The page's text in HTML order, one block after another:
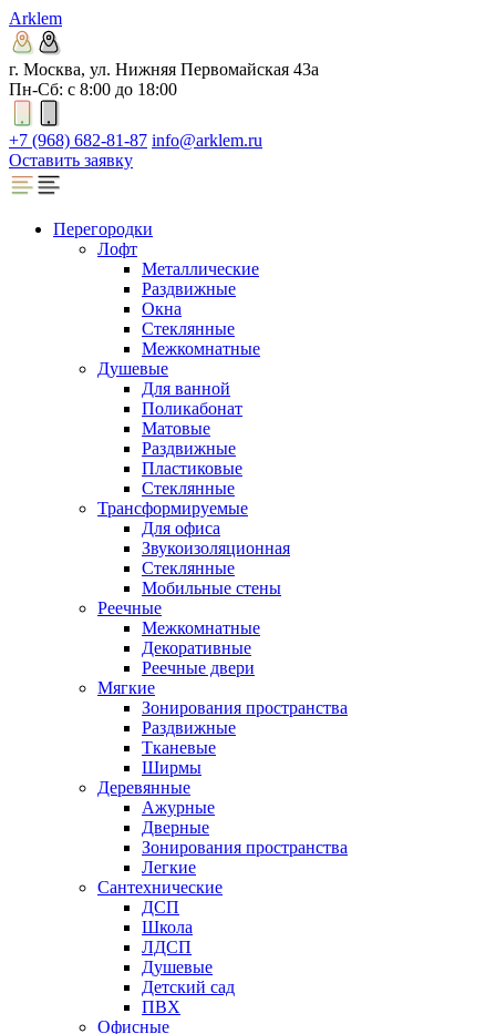
Arklem
г. Москва, ул. Нижняя Первомайская 43а
Пн-Сб: с 8:00 до 18:00
+7 (968) 682-81-87 info@arklem.ru
Оставить заявку
Перегородки
Лофт
Металлические
Раздвижные
Окна
Стеклянные
Межкомнатные
Душевые
Для ванной
Поликабонат
Матовые
Раздвижные
Пластиковые
Стеклянные
Трансформируемые
Для офиса
Звукоизоляционная
Стеклянные
Мобильные стены
Реечные
Межкомнатные
Декоративные
Реечные двери
Мягкие
Зонирования пространства
Раздвижные
Тканевые
Ширмы
Деревянные
Ажурные
Дверные
Зонирования пространства
Легкие
Сантехнические
ДСП
Школа
ЛДСП
Душевые
Детский сад
ПВХ
Офисные